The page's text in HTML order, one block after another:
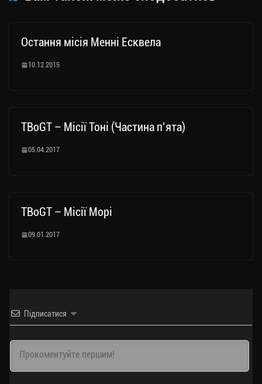
Остання місія Менні Есквела
10.12.2015
TBoGT – Місії Тоні (Частина п’ята)
05.04.2017
TBoGT – Місії Морі
09.01.2017
Підписатися